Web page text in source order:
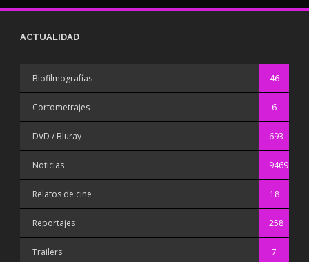
ACTUALIDAD
Biofilmografías 46
Cortometrajes 6
DVD / Bluray 693
Noticias 9469
Relatos de cine 18
Reportajes 258
Trailers 7